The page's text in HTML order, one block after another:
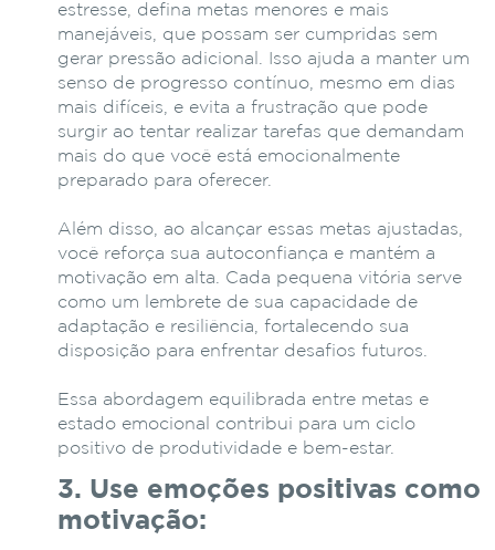
estresse, defina metas menores e mais
manejáveis, que possam ser cumpridas sem
gerar pressão adicional. Isso ajuda a manter um
senso de progresso contínuo, mesmo em dias
mais difíceis, e evita a frustração que pode
surgir ao tentar realizar tarefas que demandam
mais do que você está emocionalmente
preparado para oferecer.
Além disso, ao alcançar essas metas ajustadas,
você reforça sua autoconfiança e mantém a
motivação em alta. Cada pequena vitória serve
como um lembrete de sua capacidade de
adaptação e resiliência, fortalecendo sua
disposição para enfrentar desafios futuros.
Essa abordagem equilibrada entre metas e
estado emocional contribui para um ciclo
positivo de produtividade e bem-estar.
3. Use emoções positivas como
motivação: